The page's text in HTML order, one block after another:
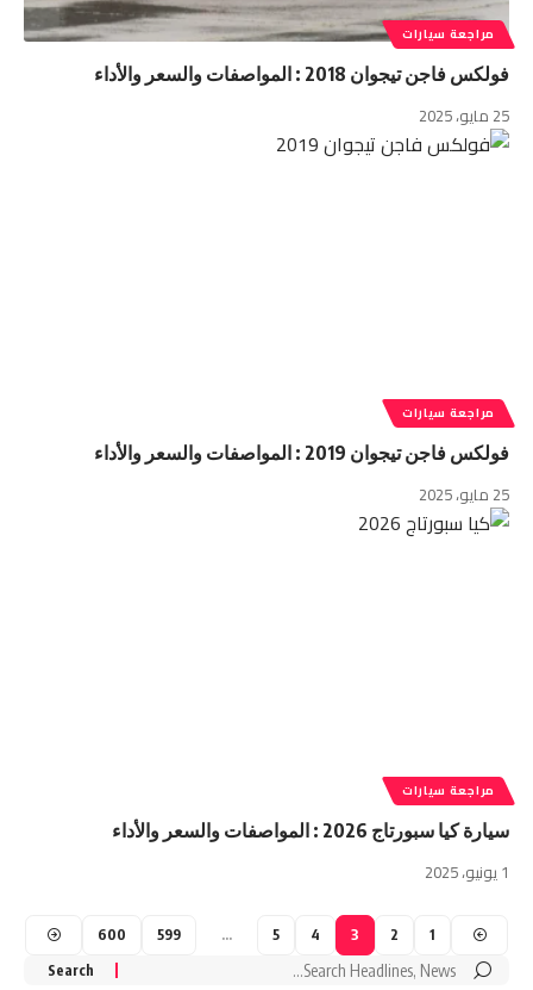
مراجعة سيارات
فولكس فاجن تيجوان 2018 : المواصفات والسعر والأداء
25 مايو، 2025
مراجعة سيارات
فولكس فاجن تيجوان 2019 : المواصفات والسعر والأداء
25 مايو، 2025
مراجعة سيارات
سيارة كيا سبورتاج 2026 : المواصفات والسعر والأداء
1 يونيو، 2025
1
2
3
4
5
…
599
600
Search